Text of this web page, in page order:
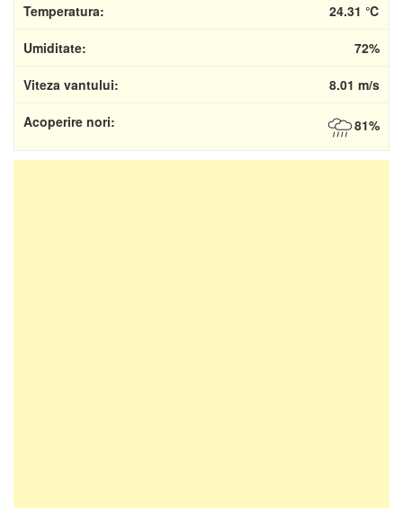
Temperatura:
24.31 ℃
Umiditate: 72%
Viteza vantului: 8.01 m/s
Acoperire nori: 81%